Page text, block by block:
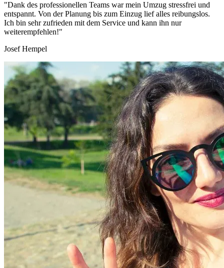
"Dank des professionellen Teams war mein Umzug stressfrei und
entspannt. Von der Planung bis zum Einzug lief alles reibungslos.
Ich bin sehr zufrieden mit dem Service und kann ihn nur
weiterempfehlen!"
Josef Hempel